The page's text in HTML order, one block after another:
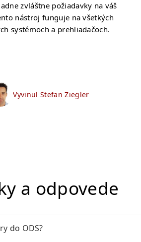
zvláštne požiadavky na váš
nástroj funguje na všetkých
systémoch a prehliadačoch.
Vyvinul Stefan Ziegler
a odpovede
do ODS?